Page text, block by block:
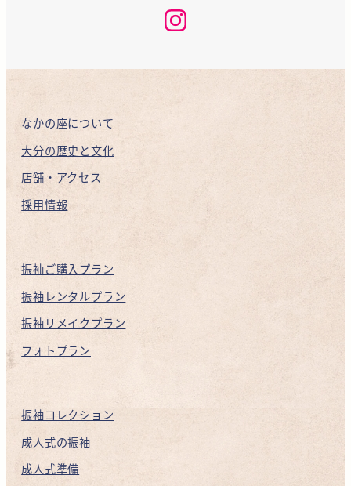
な
か
く
なかの座について
大分の歴史と文化
店舗・アクセス
採用情報
振袖ご購入プラン
振袖レンタルプラン
振袖リメイクプラン
フォトプラン
振袖コレクション
成人式の振袖
成人式準備